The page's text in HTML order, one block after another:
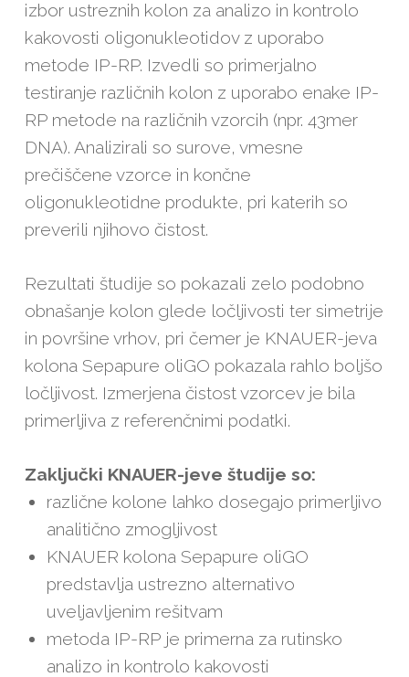
izbor ustreznih kolon za analizo in kontrolo
kakovosti oligonukleotidov z uporabo
metode IP-RP. Izvedli so primerjalno
testiranje različnih kolon z uporabo enake IP-
RP metode na različnih vzorcih (npr. 43mer
DNA). Analizirali so surove, vmesne
prečiščene vzorce in končne
oligonukleotidne produkte, pri katerih so
preverili njihovo čistost.
Rezultati študije so pokazali zelo podobno
obnašanje kolon glede ločljivosti ter simetrije
in površine vrhov, pri čemer je KNAUER-jeva
kolona Sepapure oliGO pokazala rahlo boljšo
ločljivost. Izmerjena čistost vzorcev je bila
primerljiva z referenčnimi podatki.
Zaključki KNAUER-jeve študije so:
različne kolone lahko dosegajo primerljivo
analitično zmogljivost
KNAUER kolona Sepapure oliGO
predstavlja ustrezno alternativo
uveljavljenim rešitvam
metoda IP-RP je primerna za rutinsko
analizo in kontrolo kakovosti